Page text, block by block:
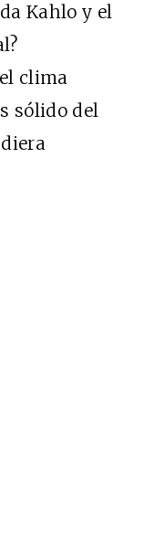
Kahlo y el
clima
sólido del